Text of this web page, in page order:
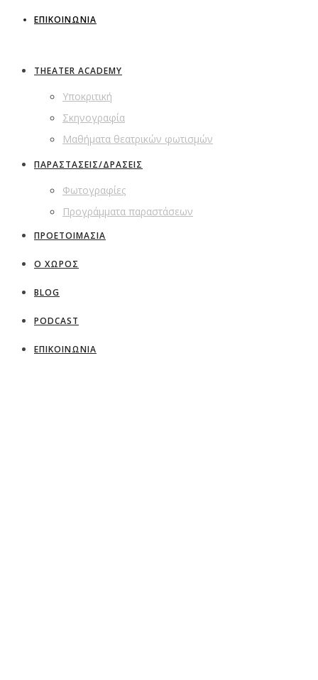
ΕΠΙΚΟΙΝΩΝΙΑ
THEATER ACADEMY
Υποκριτική
Σκηνογραφία
Μαθήματα θεατρικών φωτισμών
ΠΑΡΑΣΤΑΣΕΙΣ/ΔΡΑΣΕΙΣ
Φωτογραφίες
Προγράμματα παραστάσεων
ΠΡΟΕΤΟΙΜΑΣΙΑ
Ο ΧΩΡΟΣ
BLOG
PODCAST
ΕΠΙΚΟΙΝΩΝΙΑ